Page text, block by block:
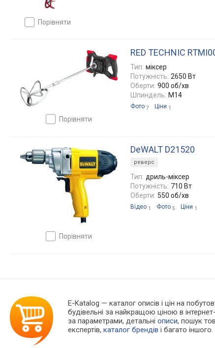
порівняти
порівняти
RED TECHNIC
Тип: міксер
Потужність: 2650 Вт
Оберти: 900 об/хв
Шпиндель: M14
Фото 7 Ціни 1
порівняти
DeWALT D21520
реверс
Тип: дриль-міксер
Потужність: 710 Вт
Оберти: 550 об/хв
Відео 1 Фото 5 Ціни 1
E-Katalog — каталог описів і цін на
будівельні за найкращою ціною в
за параметрами, детальніописи, пошук
експертів,каталог брендів і багато